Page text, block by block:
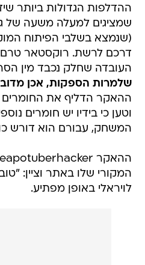
ההדלפות הגדולות ביותר
(שנמצא בשלבי הפיתוח
דרכם לרשת. רוקסטאר טרם
העובדה שחלק נכבד מין
שלמרות הספקות, אכן
וטען כי בידיו יש חומרים
המשחק, עבורם הוא דורש
המקורי שלו באתר וציין:
לויראלי באופן מפתיע.